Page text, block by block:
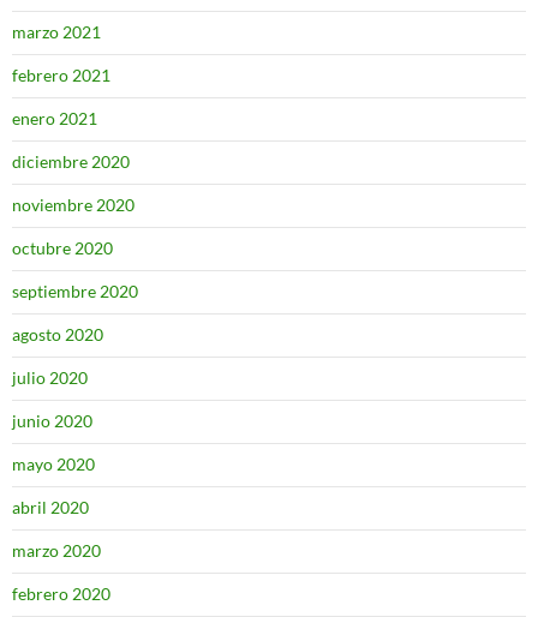
marzo 2021
febrero 2021
enero 2021
diciembre 2020
noviembre 2020
octubre 2020
septiembre 2020
agosto 2020
julio 2020
junio 2020
mayo 2020
abril 2020
marzo 2020
febrero 2020